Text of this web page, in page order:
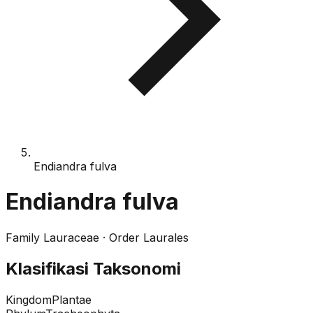
Endiandra fulva
Endiandra fulva
Family Lauraceae · Order Laurales
Klasifikasi Taksonomi
KingdomPlantae